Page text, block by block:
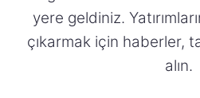
yere geldiniz.
çıkarmak için haberler,
alın.